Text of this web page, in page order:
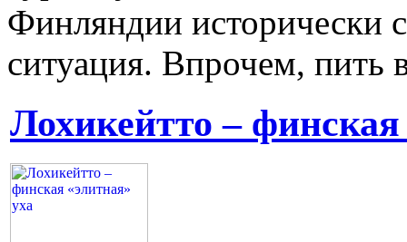
Финляндии исторически
ситуация. Впрочем, пить
Лохикейтто – финская